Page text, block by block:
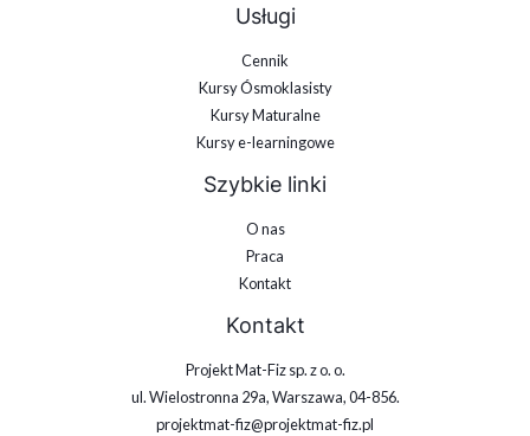
Usługi
Cennik
Kursy Ósmoklasisty
Kursy Maturalne
Kursy e-learningowe
Szybkie linki
O nas
Praca
Kontakt
Kontakt
Projekt Mat-Fiz sp. z o. o.
ul. Wielostronna 29a, Warszawa, 04-856.
projektmat-fiz@projektmat-fiz.pl